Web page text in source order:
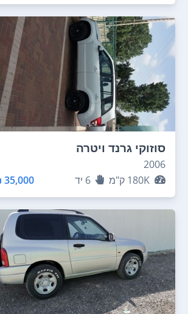
סוזוקי גרנד ויטרה
2006
180K ק"מ 6 יד 35,000 ₪